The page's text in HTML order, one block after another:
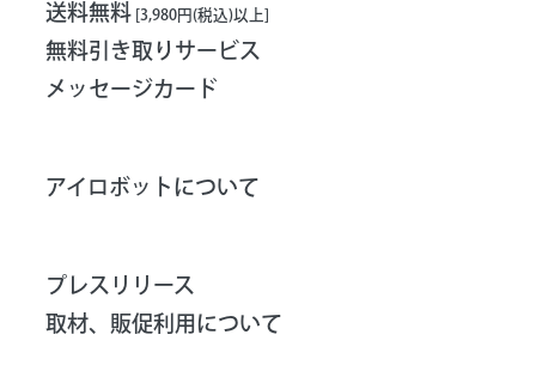
送料無料 [3,980円(税込)以上]
無料引き取りサービス
メッセージカード
アイロボットについて
プレスリリース
取材、販促利用について